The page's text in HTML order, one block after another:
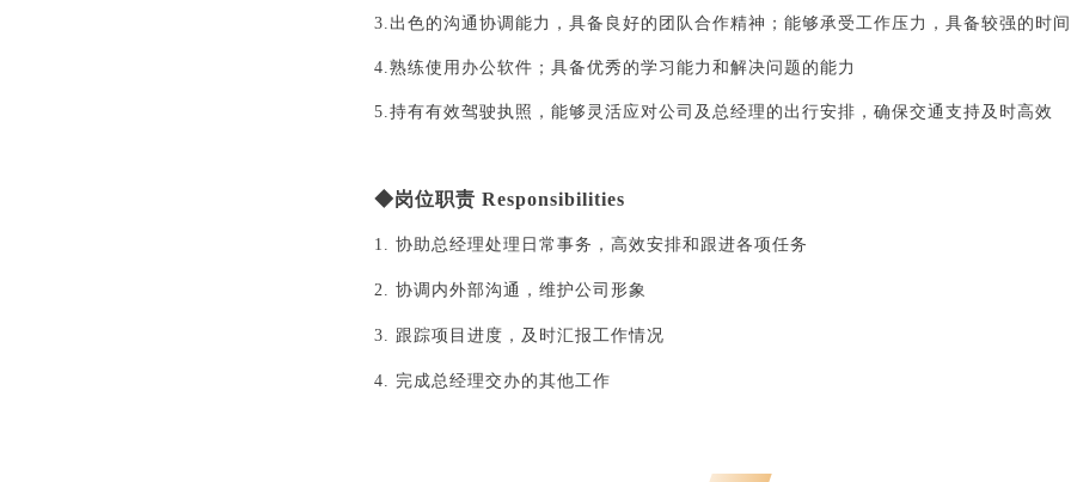
3.出色的沟通协调能力，具备良好的团队合作精神；能够承受工作压力，具备较强的时
4.熟练使用办公软件；具备优秀的学习能力和解决问题的能力
5.持有有效驾驶执照，能够灵活应对公司及总经理的出行安排，确保交通支持及时高效
◆岗位职责 Responsibilities
1. 协助总经理处理日常事务，高效安排和跟进各项任务
2. 协调内外部沟通，维护公司形象
3. 跟踪项目进度，及时汇报工作情况
4. 完成总经理交办的其他工作